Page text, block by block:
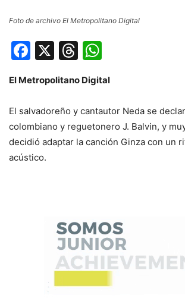
Foto de archivo El Metropolitano Digital
Facebook
X Threads
El Metropolitano Digital
El salvadoreño y cantautor Neda se
colombiano y reguetonero J. Balvin, y
decidió adaptar la canción Ginza con un
acústico.